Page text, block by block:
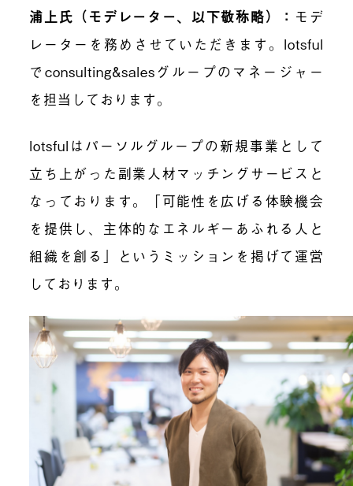
浦上氏（モデレーター、以下敬称略）： モデ
レーターを務めさせていただきます。 lotsful
でconsulting&salesグループのマネージャー
を担当しております。
lotsfulはパーソルグループの新規事業として
立ち上がった副業人材マッチングサービスと
なっております。「可能性を広げる体験機会
を提供し、主体的なエネルギーあふれる人と
組織を創る」というミッションを掲げて運営
しております。